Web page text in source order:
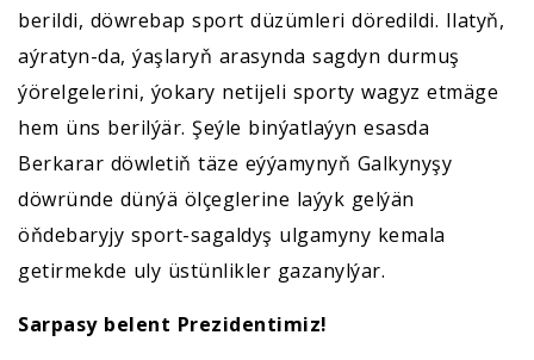
berildi, döwrebap sport düzümleri döredildi. Ilatyň,
aýratyn-da, ýaşlaryň arasynda sagdyn durmuş
ýörelgelerini, ýokary netijeli sporty wagyz etmäge
hem üns berilýär. Şeýle binýatlaýyn esasda
Berkarar döwletiň täze eýýamynyň Galkynyşy
döwründe dünýä ölçeglerine laýyk gelýän
öňdebaryjy sport-sagaldyş ulgamyny kemala
getirmekde uly üstünlikler gazanylýar.
Sarpasy belent Prezidentimiz!